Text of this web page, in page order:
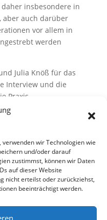
wir Technologien wie
und/oder darauf
zustimmst, können wir Daten
auf dieser Website
nicht erteilst oder zurückziehst,
beeinträchtigt werden.
insbesondere in
aber auch darüber
vor allem in
werden
Julia Knöß für das
Interview und die
Praxis.